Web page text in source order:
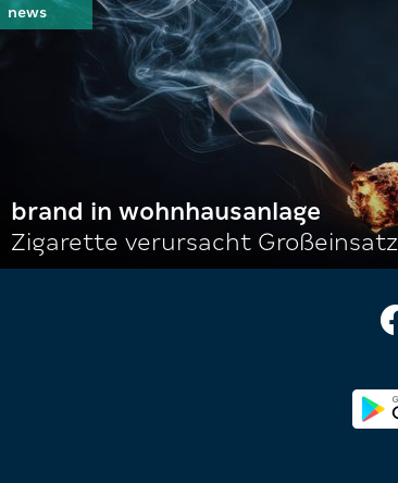
brand in wohnhausanlage
Zigarette verursacht Großeinsatz